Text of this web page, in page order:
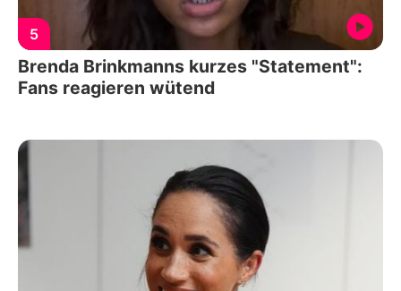
5
Brenda Brinkmanns kurzes "Statement":
Fans reagieren wütend